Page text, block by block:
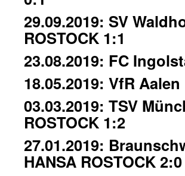
29.09.2019: SV
ROSTOCK 1:1
23.08.2019: FC
18.05.2019: VfR
03.03.2019: TSV
ROSTOCK 1:2
27.01.2019:
HANSA ROSTOCK 2:0